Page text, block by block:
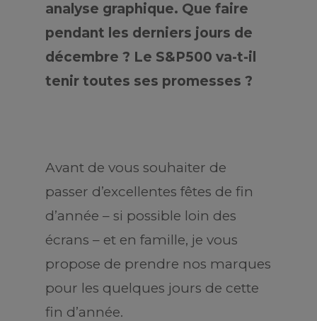
analyse graphique. Que faire
pendant les derniers jours de
décembre ? Le S&P500 va-t-il
tenir toutes ses promesses ?
Avant de vous souhaiter de
passer d’excellentes fêtes de fin
d’année – si possible loin des
écrans – et en famille, je vous
propose de prendre nos marques
pour les quelques jours de cette
fin d’année.